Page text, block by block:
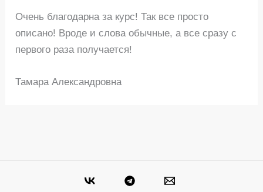
Очень благодарна за курс! Так все просто
описано! Вроде и слова обычные, а все сразу с
первого раза получается!
Тамара Александровна